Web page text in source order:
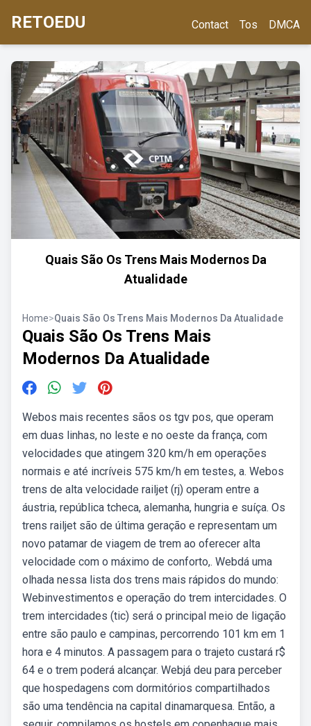
RETOEDU Contact Tos DMCA
Quais São Os Trens Mais Modernos Da
Atualidade
Home>Quais São Os Trens Mais Modernos Da Atualidade
Quais São Os Trens Mais
Modernos Da Atualidade
Webos mais recentes sãos os tgv pos, que operam
em duas linhas, no leste e no oeste da frança, com
velocidades que atingem 320 km/h em operações
normais e até incríveis 575 km/h em testes, a. Webos
trens de alta velocidade railjet (rj) operam entre a
áustria, república tcheca, alemanha, hungria e suíça. Os
trens railjet são de última geração e representam um
novo patamar de viagem de trem ao oferecer alta
velocidade com o máximo de conforto,. Webdá uma
olhada nessa lista dos trens mais rápidos do mundo:
Webinvestimentos e operação do trem intercidades. O
trem intercidades (tic) será o principal meio de ligação
entre são paulo e campinas, percorrendo 101 km em 1
hora e 4 minutos. A passagem para o trajeto custará r$
64 e o trem poderá alcançar. Webjá deu para perceber
que hospedagens com dormitórios compartilhados
são uma tendência na capital dinamarquesa. Então, a